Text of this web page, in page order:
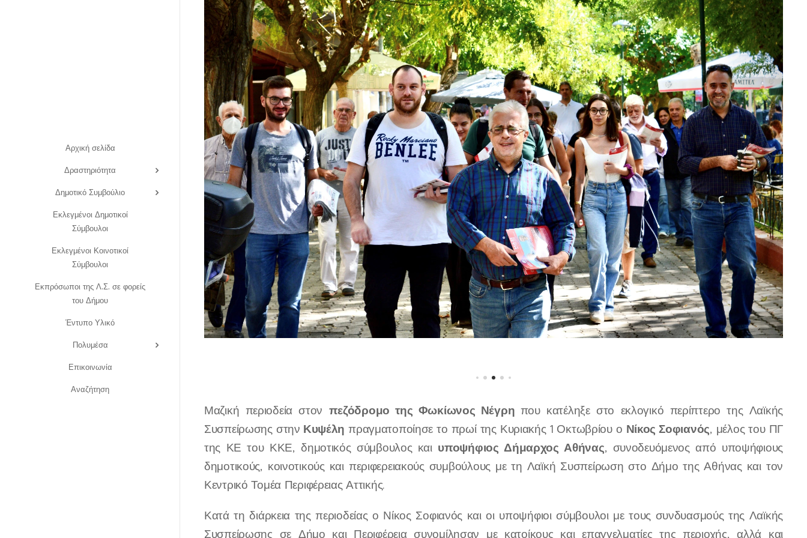
Αρχική σελίδα
Δραστηριότητα
Δημοτικό Συμβούλιο
Εκλεγμένοι Δημοτικοί
Σύμβουλοι
Εκλεγμένοι Κοινοτικοί
Σύμβουλοι
Εκπρόσωποι της Λ.Σ. σε φορείς
του Δήμου
Έντυπο Υλικό
Πολυμέσα
Επικοινωνία
Αναζήτηση
Μαζική περιοδεία στον πεζόδρομο της Φωκίωνος Νέγρη που κατέληξε στο εκλογικό περίπτερο της Λαϊκής
Συσπείρωσης στην Κυψέλη πραγματοποίησε το πρωί της Κυριακής 1 Οκτωβρίου ο Νίκος Σοφιανός, μέλος του ΠΓ
της ΚΕ του ΚΚΕ, δημοτικός σύμβουλος και υποψήφιος Δήμαρχος Αθήνας, συνοδευόμενος από υποψήφιους
δημοτικούς, κοινοτικούς και περιφερειακούς συμβούλους με τη Λαϊκή Συσπείρωση στο Δήμο της Αθήνας και τον
Κεντρικό Τομέα Περιφέρειας Αττικής.
Κατά τη διάρκεια της περιοδείας ο Νίκος Σοφιανός και οι υποψήφιοι σύμβουλοι με τους συνδυασμούς της Λαϊκής
Συσπείρωσης σε Δήμο και Περιφέρεια συνομίλησαν με κατοίκους και επαγγελματίες της περιοχής, αλλά και